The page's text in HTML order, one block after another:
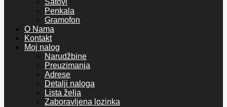
Satovi
Penkala
Gramofon
O Nama
Kontakt
Moj nalog
Narudžbine
Preuzimanja
Adrese
Detalji naloga
Lista želja
Zaboravljena lozinka